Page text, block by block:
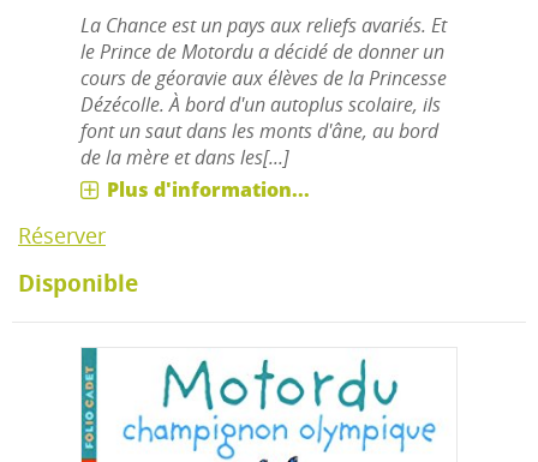
La Chance est un pays aux reliefs avariés. Et
le Prince de Motordu a décidé de donner un
cours de géoravie aux élèves de la Princesse
Dézécolle. À bord d'un autoplus scolaire, ils
font un saut dans les monts d'âne, au bord
de la mère et dans les[...]
Plus d'information...
Réserver
Disponible